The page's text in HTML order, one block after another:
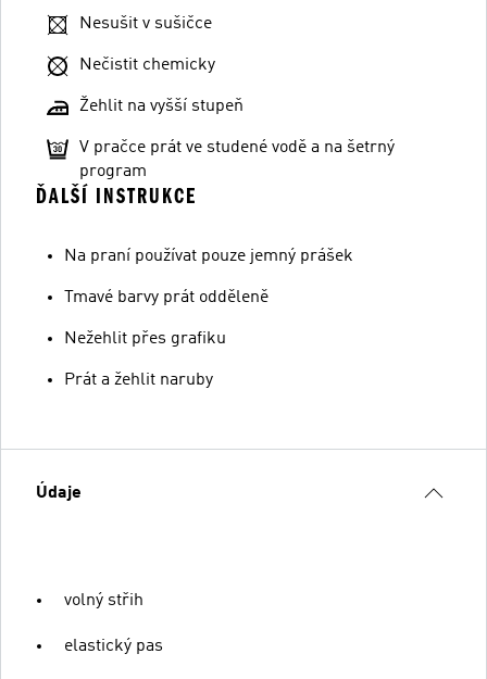
Nesušit v sušičce
Nečistit chemicky
Žehlit na vyšší stupeň
V pračce prát ve studené vodě a na šetrný
program
ĎALŠÍ INSTRUKCE
Na praní používat pouze jemný prášek
Tmavé barvy prát odděleně
Nežehlit přes grafiku
Prát a žehlit naruby
Údaje
volný střih
elastický pas